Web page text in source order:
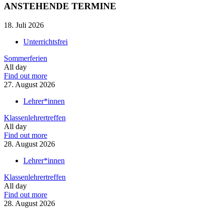
ANSTEHENDE TERMINE
18. Juli 2026
Unterrichtsfrei
Sommerferien
All day
Find out more
27. August 2026
Lehrer*innen
Klassenlehrertreffen
All day
Find out more
28. August 2026
Lehrer*innen
Klassenlehrertreffen
All day
Find out more
28. August 2026